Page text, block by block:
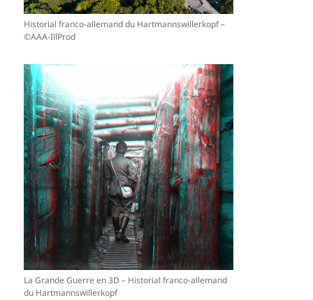
Historial franco-allemand du Hartmannswillerkopf –
©AAA-IllProd
La Grande Guerre en 3D – Historial franco-allemand
du Hartmannswillerkopf